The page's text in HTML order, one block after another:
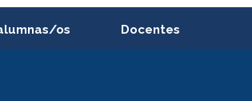
os Docentes